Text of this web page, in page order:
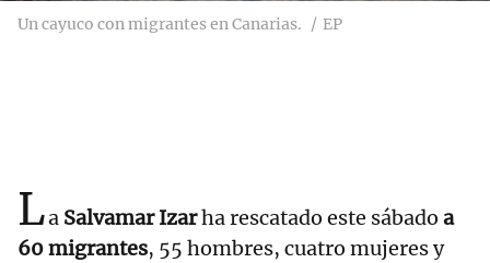
Un cayuco con migrantes en Canarias. EP
La Salvamar Izarha rescatado este sábado a
60 migrantes, 55 hombres, cuatro mujeres y